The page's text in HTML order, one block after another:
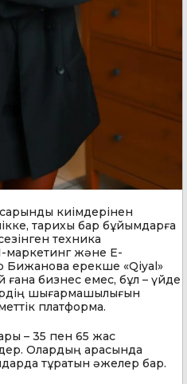
киімдерінен
тарихы бар бұйымдарға
техника
маркетинг және E-
ерекше «Qiyal»
ғана бизнес емес, бұл – үйде
шығармашылығын
платформа.
– 35 пен 65 жас
Олардың арасында
тұратын әжелер бар.